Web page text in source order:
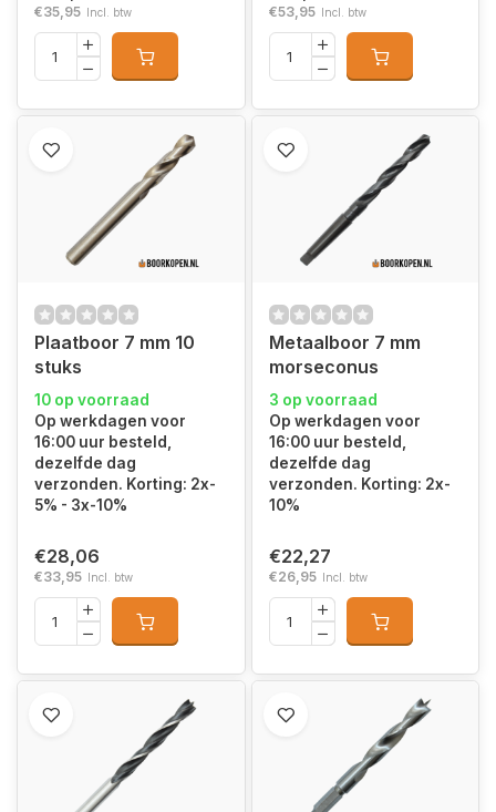
€35,95 Incl. btw €53,95 Incl. btw
Plaatboor 7 mm 10
stuks
10 op voorraad
Op werkdagen voor
16:00 uur besteld,
dezelfde dag
verzonden. Korting: 2x-
5% - 3x-10%
€28,06
€33,95 Incl. btw
Metaalboor 7 mm
morseconus
3 op voorraad
Op werkdagen voor
16:00 uur besteld,
dezelfde dag
verzonden. Korting: 2x-
10%
€22,27
€26,95 Incl. btw